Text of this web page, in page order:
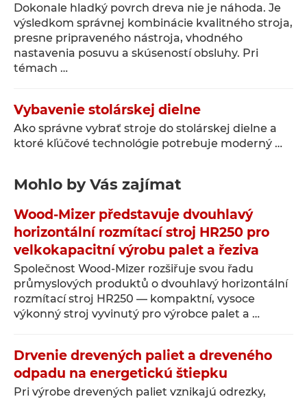
Dokonale hladký povrch dreva nie je náhoda. Je
výsledkom správnej kombinácie kvalitného stroja,
presne pripraveného nástroja, vhodného
nastavenia posuvu a skúseností obsluhy. Pri
témach …
Vybavenie stolárskej dielne
Ako správne vybrať stroje do stolárskej dielne a
ktoré kľúčové technológie potrebuje moderný …
Mohlo by Vás zajímat
Wood-Mizer představuje dvouhlavý
horizontální rozmítací stroj HR250 pro
velkokapacitní výrobu palet a řeziva
Společnost Wood-Mizer rozšiřuje svou řadu
průmyslových produktů o dvouhlavý horizontální
rozmítací stroj HR250 — kompaktní, vysoce
výkonný stroj vyvinutý pro výrobce palet a …
Drvenie drevených paliet a dreveného
odpadu na energetickú štiepku
Pri výrobe drevených paliet vznikajú odrezky,